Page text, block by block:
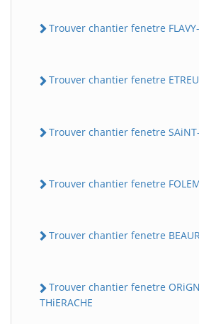
Trouver chantier fenetre FLAVY-
Trouver chantier fenetre
Trouver chantier fenetre SAiNT-
Trouver chantier fenetre
Trouver chantier fenetre
Trouver chantier fenetre
THiERACHE